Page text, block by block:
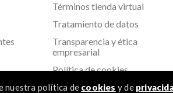
nuestra política de cookies y de
Términos tienda virtual
Tratamiento de datos
Transparencia y ética
empresarial
Política de cookies
Aviso de privacidad